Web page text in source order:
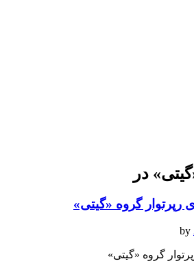
در
رپرتوار گروه «گیتی»
گروه «گیتی»